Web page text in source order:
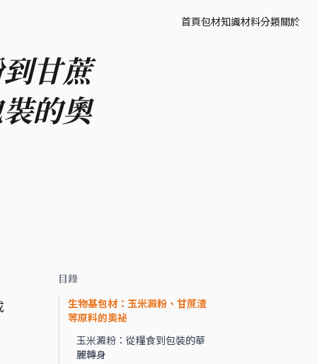
首頁包材知識材料分類關於
甘蔗
的奧
目錄
生物基包材：玉米澱粉、甘蔗渣
等原料的奧祕
玉米澱粉：從糧食到包裝的華
麗轉身